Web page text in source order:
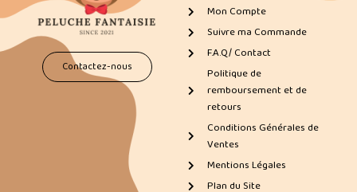
Contactez-nous
Mon Compte
Suivre ma Commande
F.A.Q/ Contact
Politique de
remboursement et de
retours
Conditions Générales de
Ventes
Mentions Légales
Plan du Site